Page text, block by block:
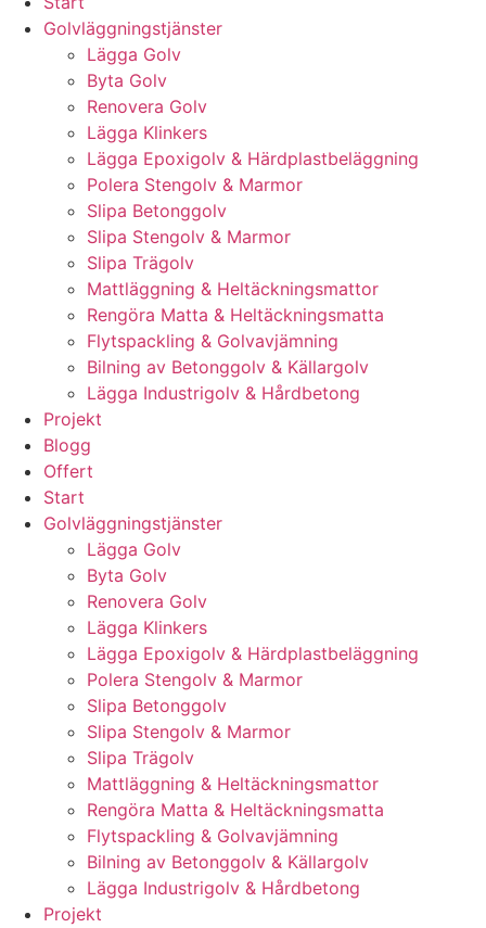
Golvläggningstjänster
Lägga Golv
Byta Golv
Renovera Golv
Lägga Klinkers
Lägga Epoxigolv & Härdplastbeläggning
Polera Stengolv & Marmor
Slipa Betonggolv
Slipa Stengolv & Marmor
Slipa Trägolv
Mattläggning & Heltäckningsmattor
Rengöra Matta & Heltäckningsmatta
Flytspackling & Golvavjämning
Bilning av Betonggolv & Källargolv
Lägga Industrigolv & Hårdbetong
Projekt
Blogg
Offert
Start
Golvläggningstjänster
Lägga Golv
Byta Golv
Renovera Golv
Lägga Klinkers
Lägga Epoxigolv & Härdplastbeläggning
Polera Stengolv & Marmor
Slipa Betonggolv
Slipa Stengolv & Marmor
Slipa Trägolv
Mattläggning & Heltäckningsmattor
Rengöra Matta & Heltäckningsmatta
Flytspackling & Golvavjämning
Bilning av Betonggolv & Källargolv
Lägga Industrigolv & Hårdbetong
Projekt